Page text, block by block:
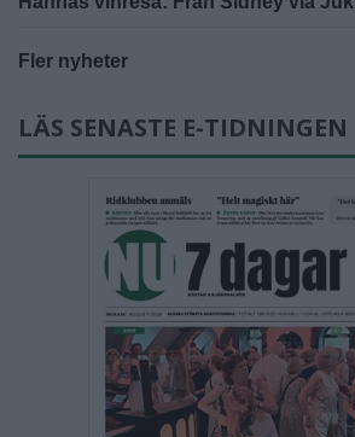
Fler nyheter
LÄS SENASTE E-TIDNINGEN